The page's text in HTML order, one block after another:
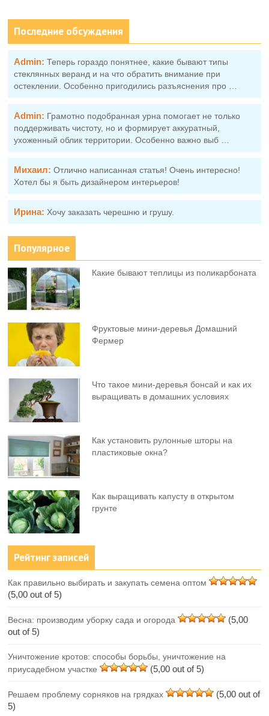
Последние обсуждения
Admin: Теперь гораздо понятнее, какие бывают типы
стеклянных веранд и на что обратить внимание при
остеклении. Особенно пригодились разъяснения про …
Admin: Грамотно подобранная урна помогает не только
поддерживать чистоту, но и формирует аккуратный,
ухоженный облик территории. Особенно важно выб …
Михаил: Отлично написанная статья! Очень интересно!
Хотел бы я быть дизайнером интерьеров!
Ирина: Хочу заказать черешню и грушу.
Популярное
Какие бывают теплицы из поликарбоната
Фруктовыe мини-деревья Домашний
Фермер
Что такое мини-деревья бонсай и как их
выращивать в домашних условиях
Как установить рулонные шторы на
пластиковые окна?
Как выращивать капусту в открытом
грунте
Рейтинг записей
Как правильно выбирать и закупать семена оптом
(5,00 out of 5)
Весна: производим уборку сада и огорода
(5,00
out of 5)
Уничтожение кротов: способы борьбы, уничтожение на
приусадебном участке
(5,00 out of 5)
Решаем проблему сорняков на грядках
(5,00 out of
5)